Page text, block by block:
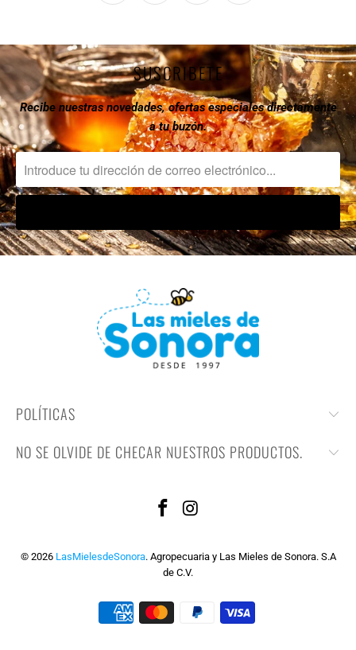
SUSCRIBETE
Recibe nuestras novedades, ofertas especiales directamente
a tu buzón.
POLÍTICAS
NO SE OLVIDE DE CHECAR NUESTROS PRODUCTOS.
© 2026 LasMielesdeSonora. Agropecuaria y Las Mieles de Sonora. S.A
de C.V.